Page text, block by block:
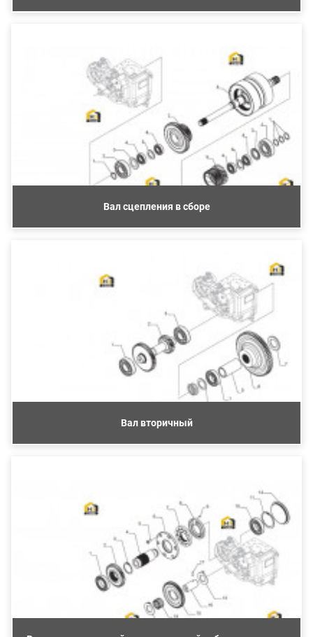
Вал сцепления в сборе
Вал вторичный